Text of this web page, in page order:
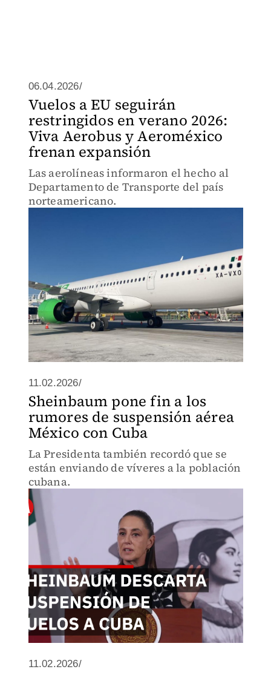
06.04.2026/
Vuelos a EU seguirán
restringidos en verano 2026:
Viva Aerobus y Aeroméxico
frenan expansión
Las aerolíneas informaron el hecho al
Departamento de Transporte del país
norteamericano.
11.02.2026/
Sheinbaum pone fin a los
rumores de suspensión aérea
México con Cuba
La Presidenta también recordó que se
están enviando de víveres a la población
cubana.
11.02.2026/